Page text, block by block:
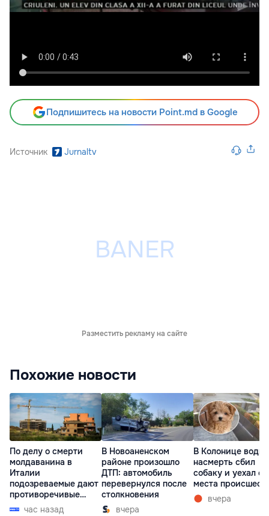
Подпишитесь на новости Point.md в Google
Источник Jurnaltv
Разместить рекламу на сайте
Похожие новости
По делу о смерти
молдаванина в
Италии
подозреваемые дают
противоречивые
показания
час назад
В Новоаненском
районе произошло
ДТП: автомобиль
перевернулся после
столкновения
вчера
В Колонице
насмерть сбил
собаку и уехал с
места
вчера